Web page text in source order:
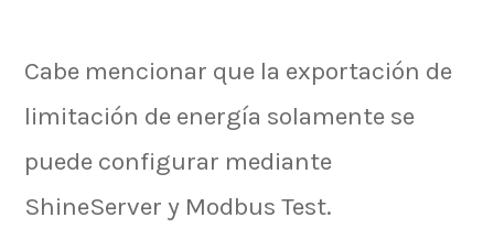
Cabe mencionar que la exportación de
limitación de energía solamente se
puede configurar mediante
ShineServer y Modbus Test.